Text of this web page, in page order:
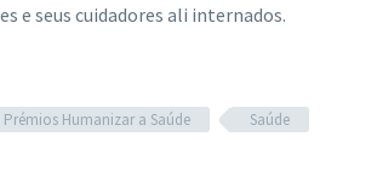
e seus cuidadores ali internados.
Prémios Humanizar a Saúde
Saúde